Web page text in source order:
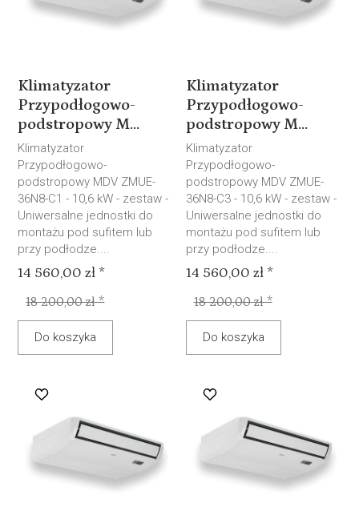
Klimatyzator
Przypodłogowo-
podstropowy M...
Klimatyzator
Przypodłogowo-
podstropowy MDV ZMUE-
36N8-C1 - 10,6 kW - zestaw -
Uniwersalne jednostki do
montażu pod sufitem lub
przy podłodze....
14 560,00 zł *
18 200,00 zł *
Do koszyka
Klimatyzator
Przypodłogowo-
podstropowy M...
Klimatyzator
Przypodłogowo-
podstropowy MDV ZMUE-
36N8-C3 - 10,6 kW - zestaw -
Uniwersalne jednostki do
montażu pod sufitem lub
przy podłodze....
14 560,00 zł *
18 200,00 zł *
Do koszyka